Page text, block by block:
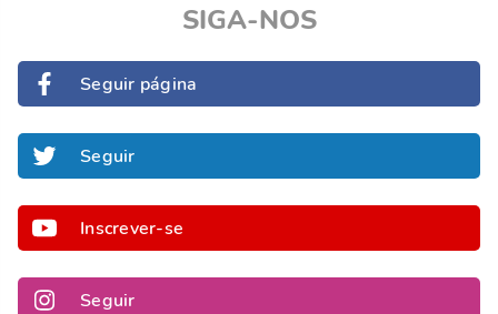
SIGA-NOS
Seguir página
Seguir
Inscrever-se
Seguir